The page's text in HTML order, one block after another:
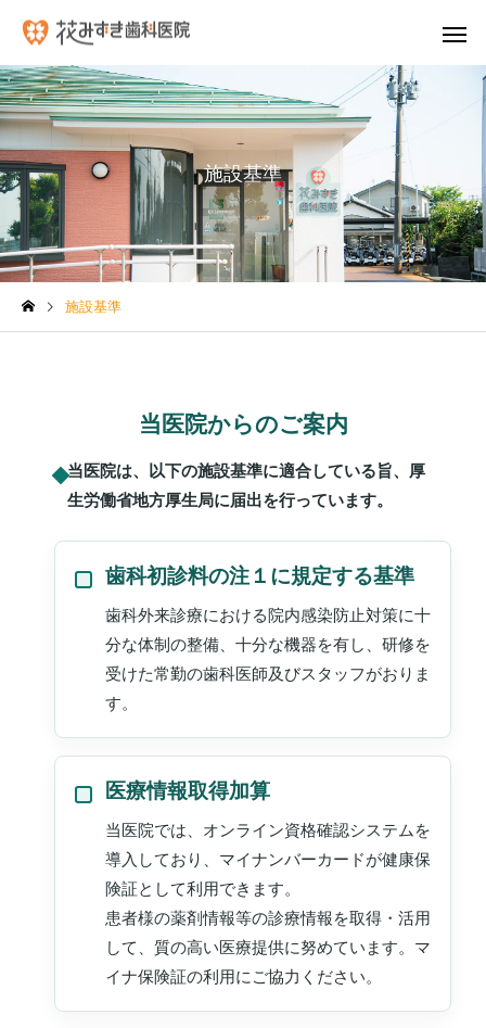
当院の虫歯治療 レーザー
施設基準
施設基準
当医院からのご案内
当医院は、以下の施設基準に適合している旨、厚
生労働省地方厚生局に届出を行っています。
歯科初診料の注１に規定する基準
歯科外来診療における院内感染防止対策に十
分な体制の整備、十分な機器を有し、研修を
受けた常勤の歯科医師及びスタッフがおりま
す。
医療情報取得加算
当医院では、オンライン資格確認システムを
導入しており、マイナンバーカードが健康保
険証として利用できます。
患者様の薬剤情報等の診療情報を取得・活用
して、質の高い医療提供に努めています。マ
イナ保険証の利用にご協力ください。